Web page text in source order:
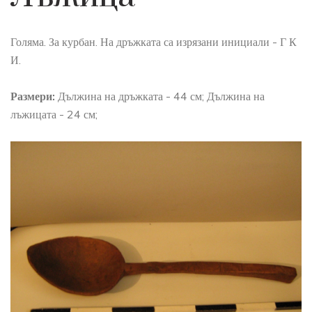
Голяма. За курбан. На дръжката са изрязани инициали - Г К
И.
Размери: Дължина на дръжката - 44 см; Дължина на
лъжицата - 24 см;